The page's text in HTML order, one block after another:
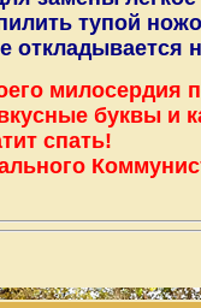
тупой
откладывается
милосердия
буквы и
спать!